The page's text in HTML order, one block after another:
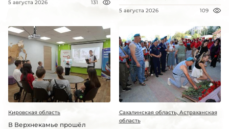
5 августа 2026 131
5 августа 2026 109
Кировская область
В Верхнекамье прошёл
Сахалинская область, Астраханская
область